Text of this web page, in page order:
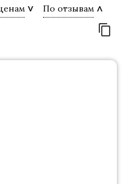
По отзывам